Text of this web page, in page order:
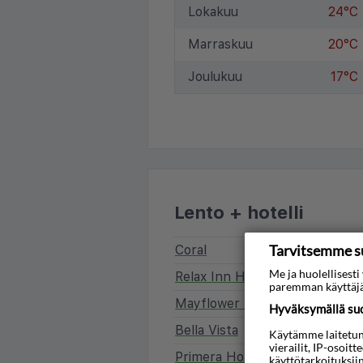
Lokakuu 24°C
Marraskuu 20°C
Joulukuu 17°C
Lento + hotelli
Coral
Relax Inn Hotel
Mayflower Hotel
Bella Vista
Primera Hotel
Tarvitsemme
Me ja huolellisesti
paremman
Hyväksymällä
Käytämme
vierailit, IP-